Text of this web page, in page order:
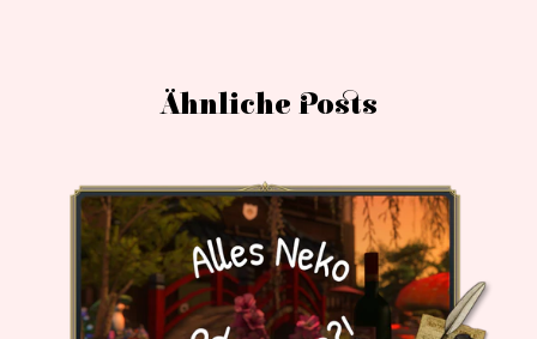
Ähnliche Posts